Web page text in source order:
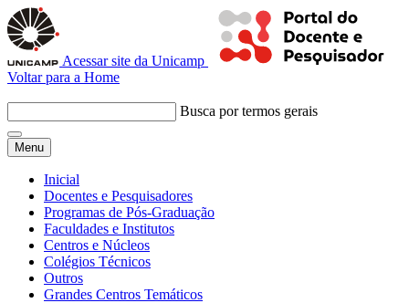
Acessar site da Unicamp
Voltar para a Home
Busca por termos gerais
Menu
Inicial
Docentes e Pesquisadores
Programas de Pós-Graduação
Faculdades e Institutos
Centros e Núcleos
Colégios Técnicos
Outros
Grandes Centros Temáticos